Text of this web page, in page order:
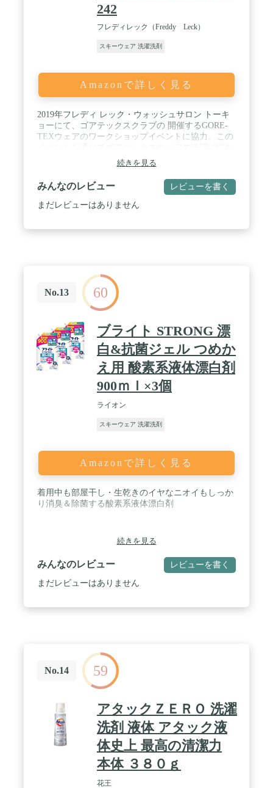
242
フレディレック（Freddy Leck）
スキーウェア 洗濯洗剤
Amazonで詳しく見る
2019年フレディ レック・ウォッシュサロン トーキ
ョーにて、ゴアテックスクラブの 開催するGORE-
TEXウェアのワークショップイベントに協力。この
お客さまのお声を感じて、専用洗剤の開発に着手し
ました。開発した洗剤は、ゴアテックス・アークテ
リクスのキャンペーンでも使用。今回の撥水性アウ
トドアウェア用洗剤の発売に繋がりました。 / 使用
方法】ウェアの洗濯絵表示をご確認の上、一般的な
など、あらゆる環境で気軽にお使いいただけます。
アウトドアに適した無香料タイプ。 / 【撥水性を回
復する】アウトドアウェアウォッシュは、生地表面
に残留しにくい成分のみを厳選して使用した洗剤で
す。高い洗浄力と、洗濯後に残留する成分が限りな
く少ないことで、汚れを落とし生地本来の撥水性、
透湿性を回復させます。撥水性アウトドアウェアを
はじめ、透湿撥水機能を持つゴアテックスウェアの
洗濯にも。
続きを見る
みんなのレビュー レビューを書く
まだレビューはありません
No.13 60
ブライト STRONG 漂
白&抗菌ジェル つめか
え用 酸素系液体漂白剤
900ｍｌ×3個
ライオン
スキーウェア 洗濯洗剤
Amazonで詳しく見る
着用中も部屋干し・生乾きのイヤなニオイもしっか
り消臭＆除菌する酸素系液体漂白剤
続きを見る
みんなのレビュー レビューを書く
まだレビューはありません
No.14 59
アタックＺＥＲＯ 洗濯
洗剤 液体 アタック液
体史上 最高の清潔力
本体 ３８０ｇ
花王